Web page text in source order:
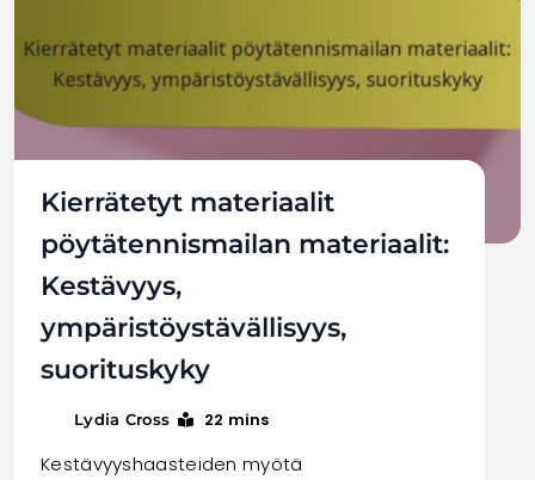
Kierrätetyt materiaalit
pöytätennismailan materiaalit:
Kestävyys,
ympäristöystävällisyys,
suorituskyky
Lydia Cross 22 mins
Kestävyyshaasteiden myötä